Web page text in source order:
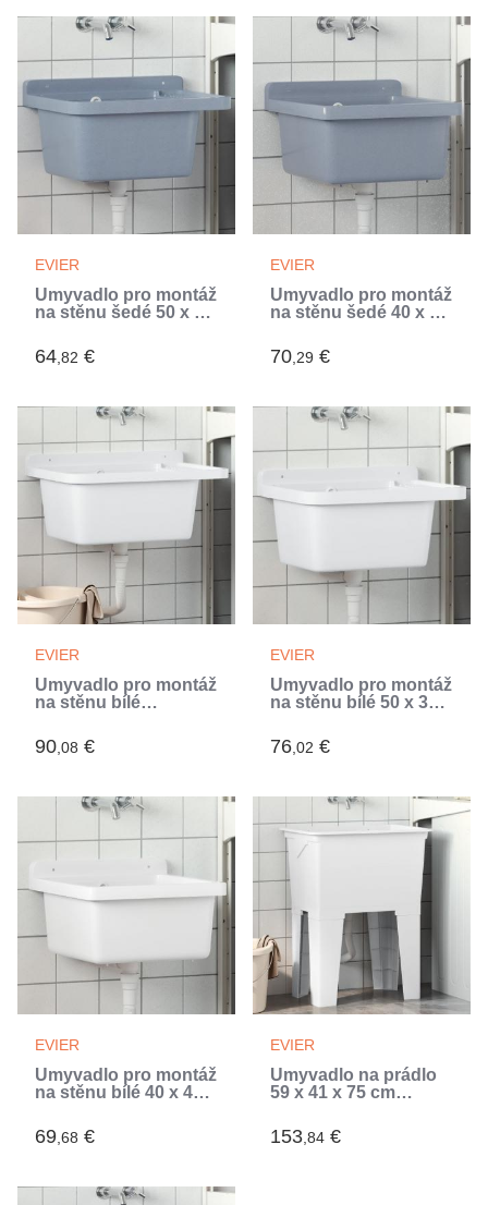
EVIER
Umyvadlo pro montáž
na stěnu šedé 50 x 35
(Gris)
64,82 €
EVIER
Umyvadlo pro montáž
na stěnu šedé 40 x 40
(Gris)
70,29 €
EVIER
Umyvadlo pro montáž
na stěnu bílé
pryskyřice (Blanc)
90,08 €
EVIER
Umyvadlo pro montáž
na stěnu bílé 50 x 35 x
(Blanc)
76,02 €
EVIER
Umyvadlo pro montáž
na stěnu bílé 40 x 40 x
(Blanc)
69,68 €
EVIER
Umyvadlo na prádlo
59 x 41 x 75 cm
153,84 €